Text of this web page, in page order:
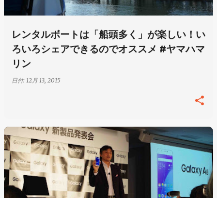
レンタルボートは「船頭多く」が楽しい！い
ろいろシェアできるのでオススメ #ヤマハマ
リン
日付: 12月 13, 2015